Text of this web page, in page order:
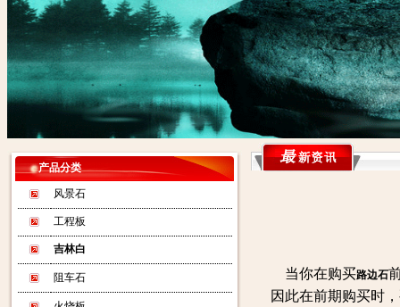
产品分类
风景石
工程板
吉林白
阻车石 当你在购买路边石
因此在前期购买时